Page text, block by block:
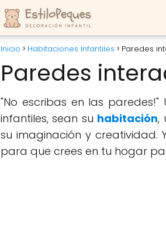
Inicio Habitaciones Infantiles Paredes
Paredes
"No escribas en las
infantiles, sean su habitación,
su imaginación y creatividad.
para que crees en tu hogar